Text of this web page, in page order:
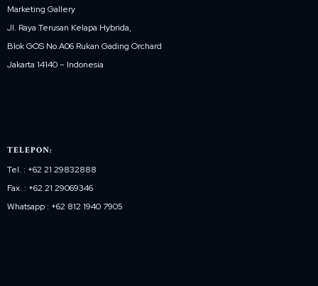
Marketing Gallery
Jl. Raya Terusan Kelapa Hybrida,
Blok GOS No.A06 Rukan Gading Orchard
Jakarta 14140 – Indonesia
TELEPON:
Tel. : +62 21 29832888
Fax. : +62 21 29069346
Whatsapp : +62 812 1940 7905